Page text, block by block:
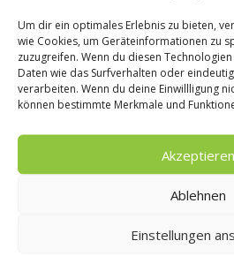
Um dir ein optimales Erlebnis zu bieten,
wie Cookies, um Geräteinformationen zu
zuzugreifen. Wenn du diesen
Daten wie das Surfverhalten oder
verarbeiten. Wenn du deine Einwillligung
können bestimmte Merkmale und
Akzeptieren
Ablehnen
Einstellungen
Alle weiteren Informationen
unter: